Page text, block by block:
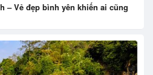
– Vẻ đẹp bình yên khiến ai cũng